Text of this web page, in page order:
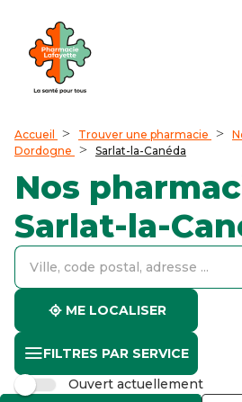
Accueil Trouver une pharmacie
Dordogne
Sarlat-la-Canéda
Nos
Sarlat-la-
accessibility.searchform.label.searchform
ME LOCALISER
FILTRES PAR SERVICE
Ouvert actuellement